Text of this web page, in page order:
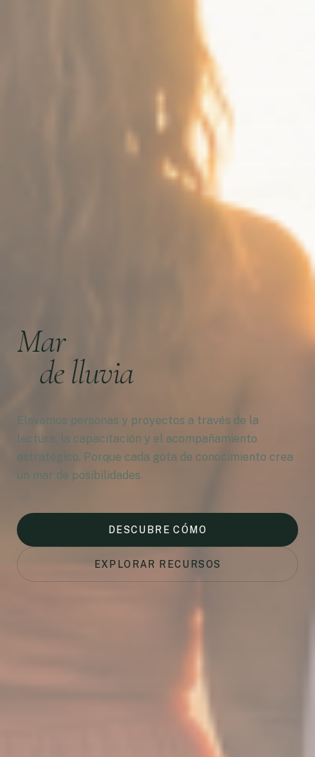
Mar
de lluvia
Elevamos personas y proyectos a través de la
lectura, la capacitación y el acompañamiento
estratégico. Porque cada gota de conocimiento crea
un mar de posibilidades.
DESCUBRE CÓMO
EXPLORAR RECURSOS